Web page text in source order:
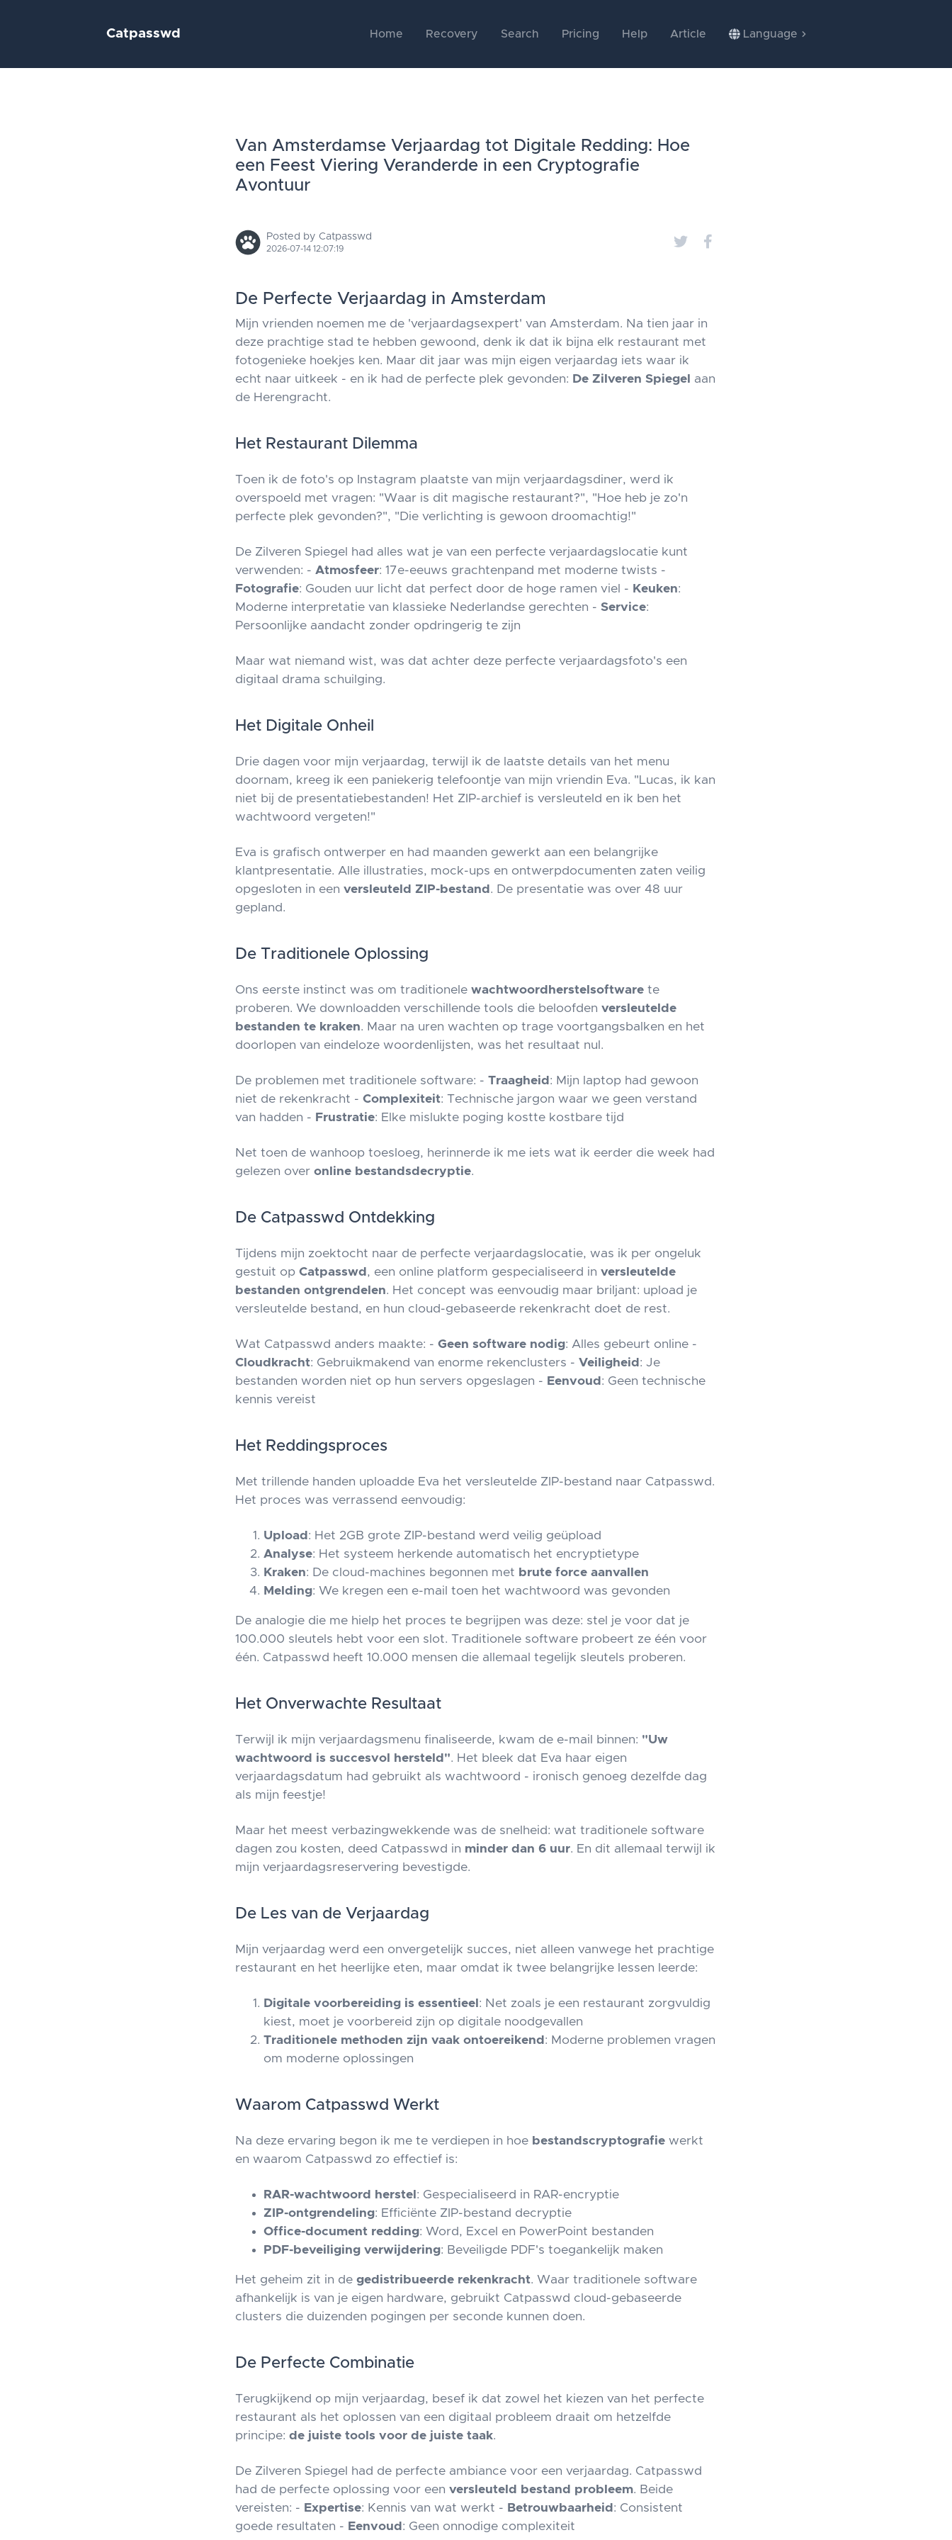
Catpasswd Home Recovery Search Pricing Help Article Language
Van Amsterdamse Verjaardag tot Digitale Redding: Hoe
een Feest Viering Veranderde in een Cryptografie
Avontuur
Posted by Catpasswd
2026-07-14 12:07:19
De Perfecte Verjaardag in Amsterdam
Mijn vrienden noemen me de 'verjaardagsexpert' van Amsterdam. Na tien jaar in
deze prachtige stad te hebben gewoond, denk ik dat ik bijna elk restaurant met
fotogenieke hoekjes ken. Maar dit jaar was mijn eigen verjaardag iets waar ik
echt naar uitkeek - en ik had de perfecte plek gevonden: De Zilveren Spiegel
aan
de Herengracht.
Het Restaurant Dilemma
Toen ik de foto's op Instagram plaatste van mijn verjaardagsdiner, werd ik
overspoeld met vragen: "Waar is dit magische restaurant?", "Hoe heb je zo'n
perfecte plek gevonden?", "Die verlichting is gewoon droomachtig!"
De Zilveren Spiegel had alles wat je van een perfecte verjaardagslocatie kunt
verwenden: - Atmosfeer: 17e-eeuws grachtenpand met moderne twists -
Fotografie: Gouden uur licht dat perfect door de hoge ramen viel - Keuken:
Moderne interpretatie van klassieke Nederlandse gerechten - Service:
Persoonlijke aandacht zonder opdringerig te zijn
Maar wat niemand wist, was dat achter deze perfecte verjaardagsfoto's een
digitaal drama schuilging.
Het Digitale Onheil
Drie dagen voor mijn verjaardag, terwijl ik de laatste details van het menu
doornam, kreeg ik een paniekerig telefoontje van mijn vriendin Eva. "Lucas, ik kan
niet bij de presentatiebestanden! Het ZIP-archief is versleuteld en ik ben het
wachtwoord vergeten!"
Eva is grafisch ontwerper en had maanden gewerkt aan een belangrijke
klantpresentatie. Alle illustraties, mock-ups en ontwerpdocumenten zaten veilig
opgesloten in een versleuteld ZIP-bestand . De presentatie was over 48 uur
gepland.
De Traditionele Oplossing
Ons eerste instinct was om traditionele wachtwoordherstelsoftware te
proberen. We downloadden verschillende tools die beloofden versleutelde
bestanden te kraken. Maar na uren wachten op trage voortgangsbalken en het
doorlopen van eindeloze woordenlijsten, was het resultaat nul.
De problemen met traditionele software: - Traagheid : Mijn laptop had gewoon
niet de rekenkracht - Complexiteit: Technische jargon waar we geen verstand
van hadden - Frustratie: Elke mislukte poging kostte kostbare tijd
Net toen de wanhoop toesloeg, herinnerde ik me iets wat ik eerder die week had
gelezen over online bestandsdecryptie.
De Catpasswd Ontdekking
Tijdens mijn zoektocht naar de perfecte verjaardagslocatie, was ik per ongeluk
gestuit op Catpasswd , een online platform gespecialiseerd in versleutelde
bestanden ontgrendelen. Het concept was eenvoudig maar briljant: upload je
versleutelde bestand, en hun cloud-gebaseerde rekenkracht doet de rest.
Wat Catpasswd anders maakte: - Geen software nodig: Alles gebeurt online -
Cloudkracht: Gebruikmakend van enorme rekenclusters - Veiligheid : Je
bestanden worden niet op hun servers opgeslagen - Eenvoud : Geen technische
kennis vereist
Het Reddingsproces
Met trillende handen uploadde Eva het versleutelde ZIP-bestand naar Catpasswd.
Het proces was verrassend eenvoudig:
Upload : Het 2GB grote ZIP-bestand werd veilig geüpload
Analyse: Het systeem herkende automatisch het encryptietype
Kraken: De cloud-machines begonnen met brute force aanvallen
Melding: We kregen een e-mail toen het wachtwoord was gevonden
De analogie die me hielp het proces te begrijpen was deze: stel je voor dat je
100.000 sleutels hebt voor een slot. Traditionele software probeert ze één voor
één. Catpasswd heeft 10.000 mensen die allemaal tegelijk sleutels proberen.
Het Onverwachte Resultaat
Terwijl ik mijn verjaardagsmenu finaliseerde, kwam de e-mail binnen: "Uw
wachtwoord is succesvol hersteld". Het bleek dat Eva haar eigen
verjaardagsdatum had gebruikt als wachtwoord - ironisch genoeg dezelfde dag
als mijn feestje!
Maar het meest verbazingwekkende was de snelheid: wat traditionele software
dagen zou kosten, deed Catpasswd in minder dan 6 uur. En dit allemaal terwijl ik
mijn verjaardagsreservering bevestigde.
De Les van de Verjaardag
Mijn verjaardag werd een onvergetelijk succes, niet alleen vanwege het prachtige
restaurant en het heerlijke eten, maar omdat ik twee belangrijke lessen leerde:
Digitale voorbereiding is essentieel : Net zoals je een restaurant zorgvuldig
kiest, moet je voorbereid zijn op digitale noodgevallen
Traditionele methoden zijn vaak ontoereikend : Moderne problemen vragen
om moderne oplossingen
Waarom Catpasswd Werkt
Na deze ervaring begon ik me te verdiepen in hoe bestandscryptografie werkt
en waarom Catpasswd zo effectief is:
RAR-wachtwoord herstel : Gespecialiseerd in RAR-encryptie
ZIP-ontgrendeling: Efficiënte ZIP-bestand decryptie
Office-document redding: Word, Excel en PowerPoint bestanden
PDF-beveiliging verwijdering: Beveiligde PDF's toegankelijk maken
Het geheim zit in de gedistribueerde rekenkracht. Waar traditionele software
afhankelijk is van je eigen hardware, gebruikt Catpasswd cloud-gebaseerde
clusters die duizenden pogingen per seconde kunnen doen.
De Perfecte Combinatie
Terugkijkend op mijn verjaardag, besef ik dat zowel het kiezen van het perfecte
restaurant als het oplossen van een digitaal probleem draait om hetzelfde
principe: de juiste tools voor de juiste taak.
De Zilveren Spiegel had de perfecte ambiance voor een verjaardag. Catpasswd
had de perfecte oplossing voor een versleuteld bestand probleem. Beide
vereisten: - Expertise: Kennis van wat werkt - Betrouwbaarheid : Consistent
goede resultaten - Eenvoud : Geen onnodige complexiteit